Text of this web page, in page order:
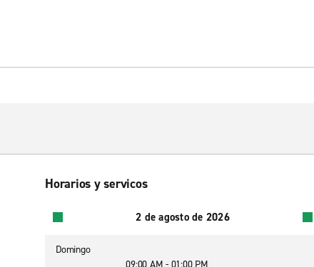
Horarios y servicos
2 de agosto de 2026
Domingo